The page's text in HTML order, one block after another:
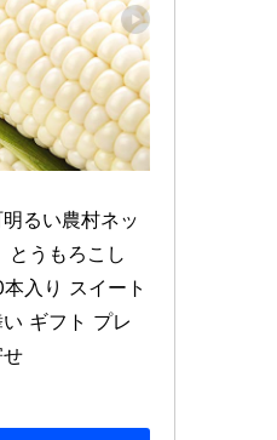
るい農村ネッ
とうもろこし
入り スイート
ギフト プレ